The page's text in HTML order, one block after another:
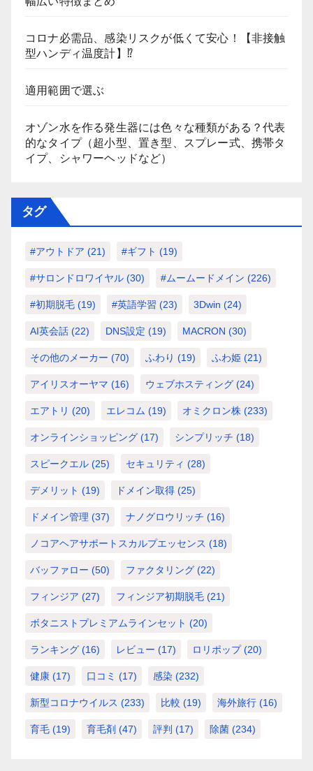
コロナ必需品、感染リスクが低くて安心！【非接触
型ハンディ温度計】⁉
適用範囲で選ぶ
オゾン水を作る発生器には色々な種類がある？代表
的なタイプ（超小型、置き型、スプレー式、携帯タ
イプ、シャワーヘッドなど）
タグ
#アウトドア (21) #ギフト (19)
#サロンドロワイヤル (30) #ムームードメイン (226)
#初期脱毛 (19) #英語学習 (23) 3Dwin (24)
AI英会話 (22) DNS設定 (19) MACRON (30)
その他のメーカー (70) ふわり (19) ふわ姫 (21)
アイリスオーヤマ (16) ウェブホスティング (24)
エアトリ (20) エレコム (19) オミクロン株 (233)
オンラインショッピング (17) シンプリッチ (18)
スピークエル (25) セキュリティ (28)
デメリット (19) ドメイン取得 (25)
ドメイン管理 (37) ナノグロウリッチ (16)
ノコアヘアサポートスカルプエッセンス (18)
バッファロー (50) ファクタリング (22)
フィンジア (27) フィンジア初期脱毛 (21)
ボタニストプレミアムラインセット (20)
ランキング (16) レビュー (17) ロリポップ(20)
健康 (17) 口コミ (17) 感染 (232)
新型コロナウイルス (233) 比較 (19) 海外旅行 (16)
育毛 (19) 育毛剤 (47) 評判 (17) 除菌 (234)